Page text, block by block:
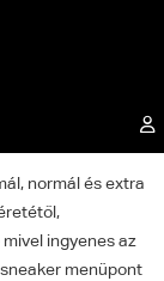
normál és extra
ingyenes az
menüpont